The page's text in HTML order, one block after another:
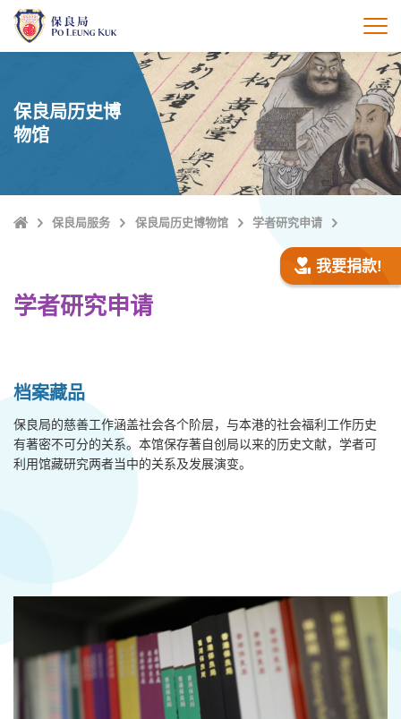
打
保良局历史博
物馆
Home保良局服务 保良局历史博物馆 学者研究申请
我要捐款!
学者研究申请
档案藏品
保良局的慈善工作涵盖社会各个阶层，与本港的社会福利工作历史
有著密不可分的关系。本馆保存著自创局以来的历史文献，学者可
利用馆藏研究两者当中的关系及发展演变。